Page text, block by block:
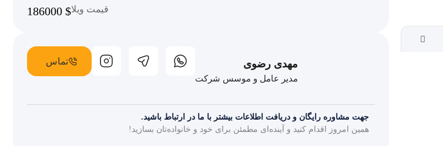
$
186000 قیمت ویلا
تماس مهدی رضوی
مدیر عامل و موسس شرکت
جهت مشاوره رایگان و دریافت اطلاعات بیشتر با ما در ارتباط باشید.
همین امروز اقدام کنید و آینده‌ای مطمئن برای خود و خانواده‌تان بسازید!